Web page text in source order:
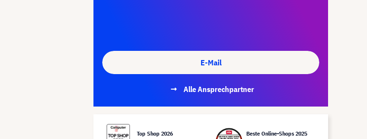
E-Mail
Alle Ansprechpartner
Top Shop 2026
Beste Online-Shops 2025